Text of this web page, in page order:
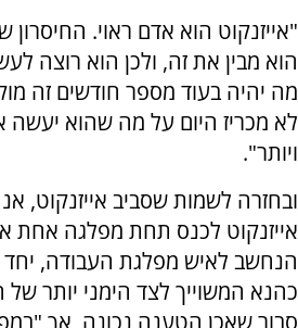
"אייזנקוט הוא אדם ראוי. החיסרון
הוא מבין את זה, ולכן הוא רוצה
מה יהיה בעוד מספר חודשים זה
לא מכריז היום על מה שהוא יעשה
ויותר".
ובחזרה לשמות שסביב אייזנקוט,
אייזנקוט לכנס תחת מפלגה אחת
הנחשב לאיש מפלגת העבודה,
כהנא המשוייך לצד הימני יותר של